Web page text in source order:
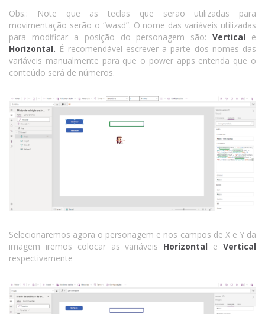
Obs.: Note que as teclas que serão utilizadas para
movimentação serão o “wasd”. O nome das variáveis utilizadas
para modificar a posição do personagem são:Vertical e
Horizontal. É recomendável escrever a parte dos nomes das
variáveis manualmente para que o power apps entenda que o
conteúdo será de números.
Selecionaremos agora o personagem e nos campos de X e Y da
imagem iremos colocar as variáveis Horizontal eVertical
respectivamente